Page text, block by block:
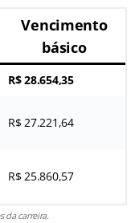
Vencimento
básico
R$ 28.654,35
R$ 27.221,64
R$ 25.860,57
da carreira.